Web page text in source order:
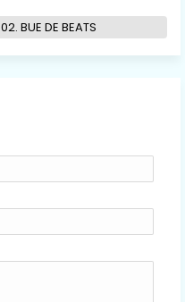
02. BUE DE BEATS